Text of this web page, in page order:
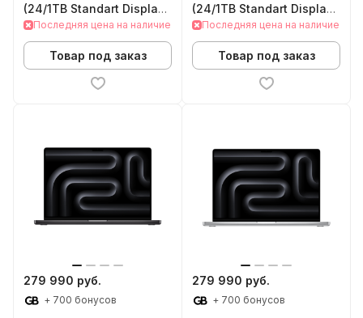
(24/1TB Standart Display
Space Black)
Последняя цена на наличие
Товар под заказ
(24/1TB Standart Display
Silver)
Последняя цена на наличие
Товар под заказ
279 990 руб.
+ 700 бонусов
279 990 руб.
+ 700 бонусов